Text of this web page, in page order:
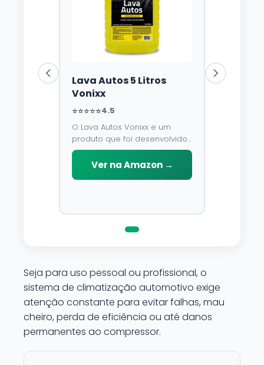
Lava Autos 5 Litros
Vonixx
⭐⭐⭐⭐⭐4.5
O Lava Autos Vonixx e um
produto que foi desenvolvido
para limpar, proteger e
conservar a lataria do veiculo.
Por possuir pH neutro, pode
Ver na Amazon →
Seja para uso pessoal ou profissional, o
sistema de climatização automotivo exige
atenção constante para evitar falhas, mau
cheiro, perda de eficiência ou até danos
permanentes ao compressor.